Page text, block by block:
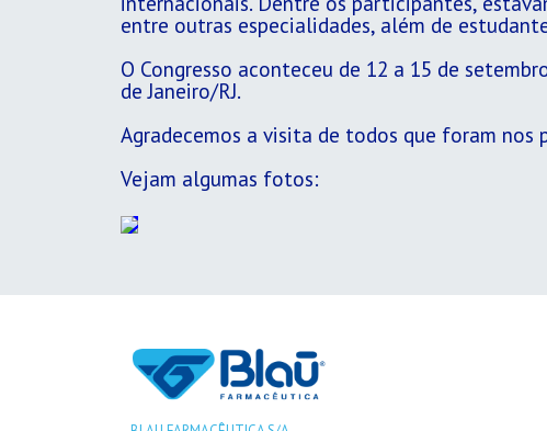
entre outras especialidades, além de
O Congresso aconteceu de 12 a 15 de
de Janeiro/RJ.
Agradecemos a visita de todos que foram nos
Vejam algumas fotos: